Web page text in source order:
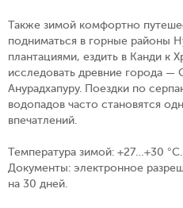
Также зимой комфортно
подниматься в горные районы
плантациями, ездить в Канди к
исследовать древние города —
Анурадхапуру. Поездки по
водопадов часто становятся
впечатлений.
Температура зимой: +27…+30 °C.
Документы: электронное
на 30 дней.